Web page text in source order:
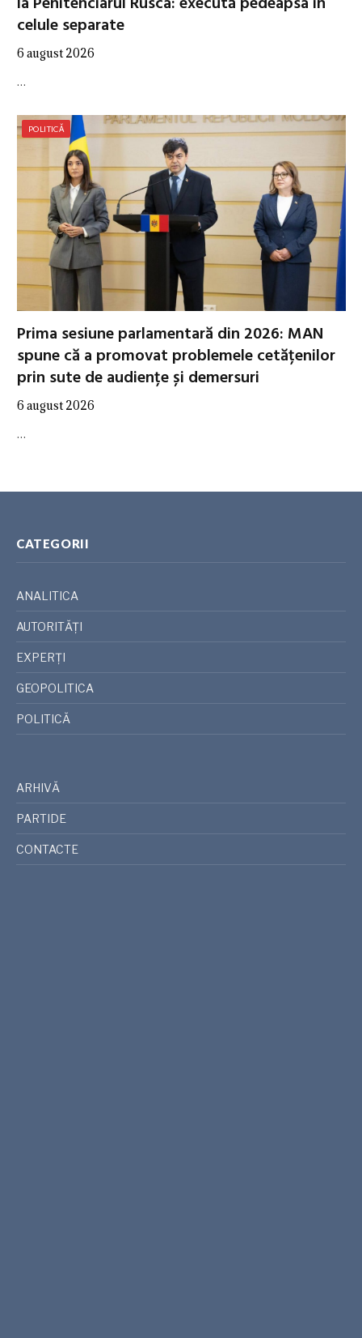
celule separate
6 august 2026
…
POLITICĂ
Prima sesiune parlamentară din 2026: MAN
spune că a promovat problemele cetățenilor
prin sute de audiențe și demersuri
6 august 2026
…
CATEGORII
ANALITICA
AUTORITĂȚI
EXPERȚI
GEOPOLITICA
POLITICĂ
ARHIVĂ
PARTIDE
CONTACTE